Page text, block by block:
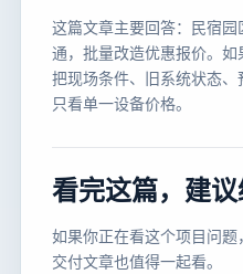
这篇文章主要回答：民宿
通，批量改造优惠报价。
把现场条件、旧系统状态
只看单一设备价格。
看完这篇，建
如果你正在看这个项目问
交付文章也值得一起看。